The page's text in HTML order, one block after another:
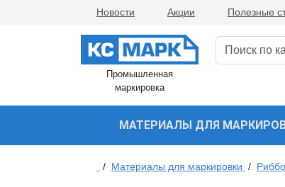
Новости Акции Полезные
Промышленная
маркировка
МАТЕРИАЛЫ ДЛЯ
/ Материалы для маркировки /